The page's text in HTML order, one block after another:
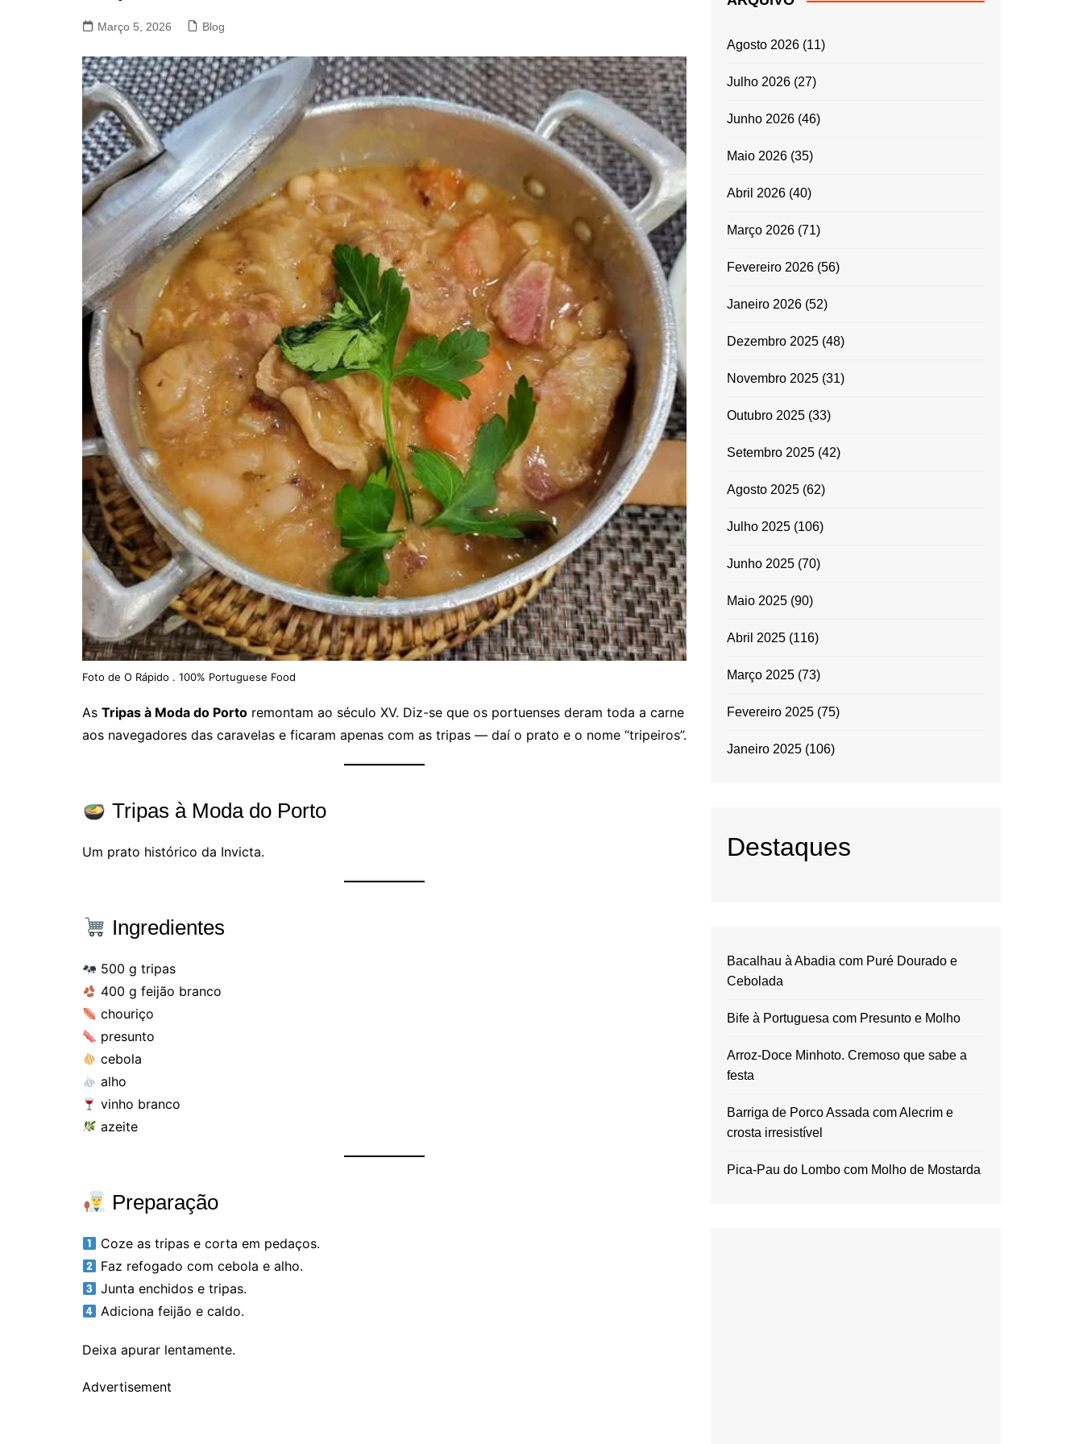
VACA, VITELA, NOVILHO
ENTRADAS E
GRATINADOS
MASSAS
TEMPEROS
MICRO-ONDAS
PORTUGUESA
Março 5, 2026 Blog
Foto de O Rápido . 100% Portuguese Food
As Tripas à Moda do Porto remontam ao século XV. Diz-se que os portuenses deram toda a carne
aos navegadores das caravelas e ficaram apenas com as tripas — daí o prato e o nome “tripeiros”.
Tripas à Moda do Porto
Um prato histórico da Invicta.
Ingredientes
500 g tripas
400 g feijão branco
chouriço
presunto
cebola
alho
vinho branco
azeite
Preparação
Coze as tripas e corta em pedaços.
Faz refogado com cebola e alho.
Junta enchidos e tripas.
Adiciona feijão e caldo.
Deixa apurar lentamente.
Advertisement
Agosto 2026 (11)
Julho 2026 (27)
Junho 2026 (46)
Maio 2026 (35)
Abril 2026 (40)
Março 2026 (71)
Fevereiro 2026 (56)
Janeiro 2026 (52)
Dezembro 2025 (48)
Novembro 2025 (31)
Outubro 2025 (33)
Setembro 2025 (42)
Agosto 2025 (62)
Julho 2025 (106)
Junho 2025 (70)
Maio 2025 (90)
Abril 2025 (116)
Março 2025 (73)
Fevereiro 2025 (75)
Janeiro 2025 (106)
Destaques
Bacalhau à Abadia com Puré Dourado e
Cebolada
Bife à Portuguesa com Presunto e Molho
Arroz-Doce Minhoto. Cremoso que sabe a
festa
Barriga de Porco Assada com Alecrim e
crosta irresistível
Pica-Pau do Lombo com Molho de Mostarda